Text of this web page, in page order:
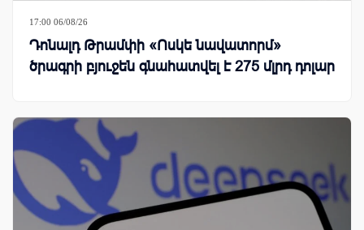
17:00 06/08/26
Դոնալդ Թրամփի «Ոսկե նավատորմ»
ծրագրի բյուջեն գնահատվել է 275 մլրդ դոլար